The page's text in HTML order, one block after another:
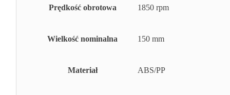
Prędkość obrotowa 1850 rpm
Wielkość nominalna 150 mm
Materiał ABS/PP